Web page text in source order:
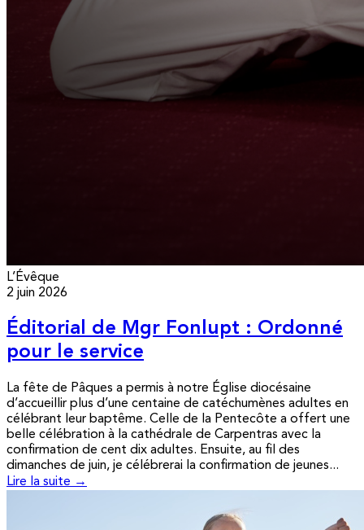
L’Évêque
2 juin 2026
Éditorial de Mgr Fonlupt : Ordonné
pour le service
La fête de Pâques a permis à notre Église diocésaine
d’accueillir plus d’une centaine de catéchumènes adultes en
célébrant leur baptême. Celle de la Pentecôte a offert une
belle célébration à la cathédrale de Carpentras avec la
confirmation de cent dix adultes. Ensuite, au fil des
dimanches de juin, je célébrerai la confirmation de jeunes...
Lire la suite →